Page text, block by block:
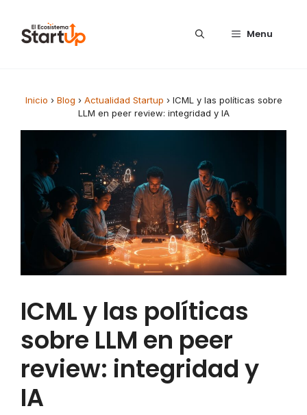
Menu
Inicio › Blog › Actualidad Startup › ICML y las políticas sobre
LLM en peer review: integridad y IA
ICML y las políticas
sobre LLM en peer
review: integridad y
IA